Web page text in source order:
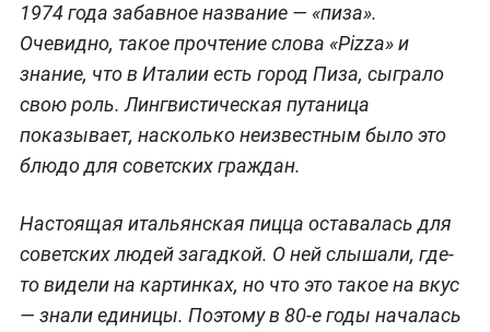
1974 года забавное название — «пиза».
Очевидно, такое прочтение слова «Pizza» и
знание, что в Италии есть город Пиза, сыграло
свою роль. Лингвистическая путаница
показывает, насколько неизвестным было это
блюдо для советских граждан.
Настоящая итальянская пицца оставалась для
советских людей загадкой. О ней слышали, где-
то видели на картинках, но что это такое на вкус
— знали единицы. Поэтому в 80-е годы началась